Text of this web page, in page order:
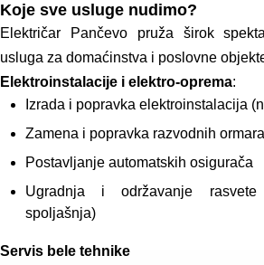
Koje sve usluge nudimo?
Električar Pančevo pruža širok
usluga za domaćinstva i poslovne
Elektroinstalacije i elektro-oprema:
Izrada i popravka elektroinstalacija
Zamena i popravka razvodnih ormara
Postavljanje automatskih osigurača
Ugradnja i održavanje rasvete
spoljašnja)
Servis bele tehnike